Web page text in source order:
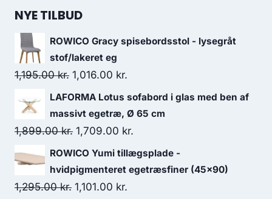
NYE TILBUD
ROWICO Gracy spisebordsstol - lysegråt
stof/lakeret eg
1,195.00kr. 1,016.00 kr.
LAFORMA Lotus sofabord i glas med ben af
massivt egetræ, Ø 65 cm
1,899.00kr. 1,709.00 kr.
ROWICO Yumi tillægsplade -
hvidpigmenteret egetræsfiner (45x90)
1,295.00kr. 1,101.00 kr.